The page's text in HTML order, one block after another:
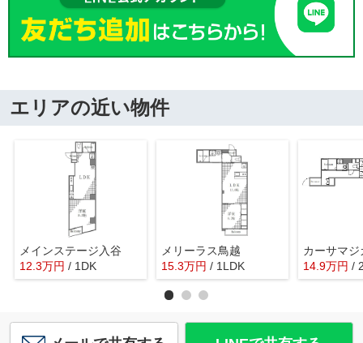
エリアの近い物件
メインステージ入谷
12.3万円 / 1DK
メリーラス鳥越
15.3万円 / 1LDK
カーサマジ
14.9万円 /